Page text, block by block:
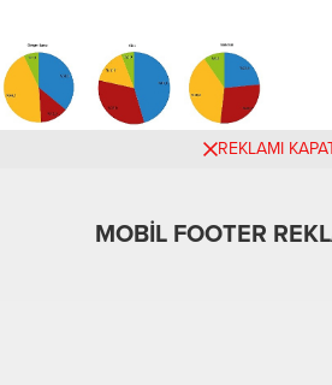
yılda
istihdamda en yüksek payı
hizmet sektörü oluşturdu
30.
REKLAMI
MOBİL FOOTER